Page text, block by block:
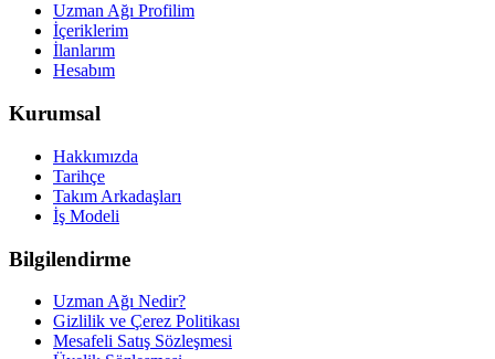
Uzman Ağı Profilim
İçeriklerim
İlanlarım
Hesabım
Kurumsal
Hakkımızda
Tarihçe
Takım Arkadaşları
İş Modeli
Bilgilendirme
Uzman Ağı Nedir?
Gizlilik ve Çerez Politikası
Mesafeli Satış Sözleşmesi